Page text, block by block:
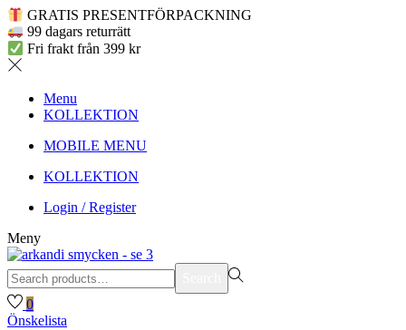
GRATIS PRESENTFÖRPACKNING
99 dagars returrätt
Fri frakt från 399 kr
Menu
KOLLEKTION
MOBILE MENU
KOLLEKTION
Login / Register
Meny
Search
for:>
0
Önskelista